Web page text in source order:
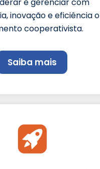
inovação e eficiência o
cooperativista.
Saiba mais